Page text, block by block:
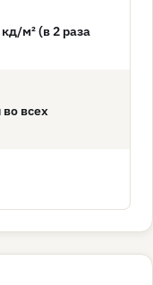
м² (в 2 раза
всех